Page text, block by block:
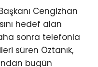
Cengizhan
hedef alan
sonra telefonla
süren Öztanık,
bugün